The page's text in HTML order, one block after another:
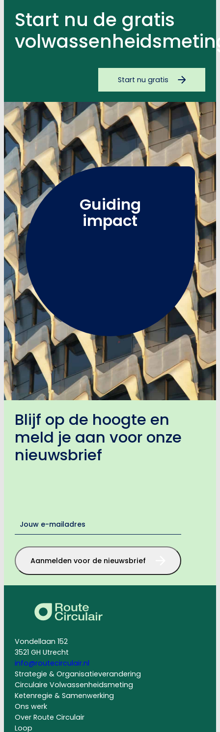
Start nu de gratis
Start nu gratis
Guiding
impact
Blijf op de hoogte en
meld je aan voor onze
nieuwsbrief
Aanmelden voor de nieuwsbrief
Vondellaan 152
3521 GH Utrecht
info@routecirculair.nl
Strategie & Organisatieverandering
Circulaire Volwassenheidsmeting
Ketenregie & Samenwerking
Ons werk
Over Route Circulair
Loop